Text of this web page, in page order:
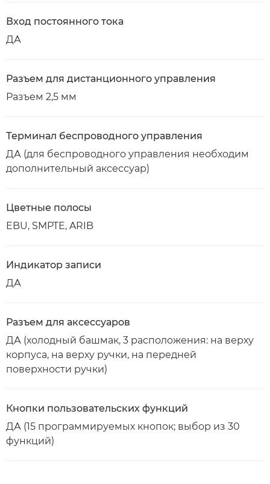
Вход постоянного тока
ДА
Разъем для дистанционного управления
Разъем 2,5 мм
Терминал беспроводного управления
ДА (для беспроводного управления необходим
дополнительный аксессуар)
Цветные полосы
EBU, SMPTE, ARIB
Индикатор записи
ДА
Разъем для аксессуаров
ДА (холодный башмак, 3 расположения: на верху
корпуса, на верху ручки, на передней
поверхности ручки)
Кнопки пользовательских функций
ДА (15 программируемых кнопок; выбор из 30
функций)